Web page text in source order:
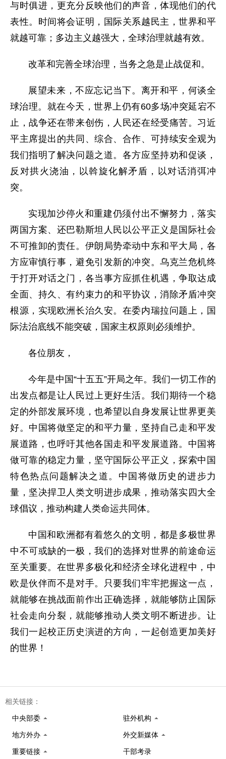
与时俱进，更充分反映他们的声音，体现他们的代
表性。时间将会证明，国际关系越民主，世界和平
就越可靠；多边主义越强大，全球治理就越有效。
改革和完善全球治理，当务之急是止战促和。
展望未来，不应忘记当下。离开和平，何谈全
球治理。就在今天，世界上仍有60多场冲突延宕不
止，战争还在带来创伤，人民还在经受痛苦。习近
平主席提出的共同、综合、合作、可持续安全观为
我们指明了解决问题之道。各方应坚持劝和促谈，
反对拱火浇油，以斡旋化解矛盾，以对话消弭冲
突。
实现加沙停火和重建仍须付出不懈努力，落实
两国方案、还巴勒斯坦人民以公平正义是国际社会
不可推卸的责任。伊朗局势牵动中东和平大局，各
方应审慎行事，避免引发新的冲突。乌克兰危机终
于打开对话之门，各当事方应抓住机遇，争取达成
全面、持久、有约束力的和平协议，消除矛盾冲突
根源，实现欧洲长治久安。在委内瑞拉问题上，国
际法治底线不能突破，国家主权原则必须维护。
各位朋友，
今年是中国“十五五”开局之年。我们一切工作的
出发点都是让人民过上更好生活。我们期待一个稳
定的外部发展环境，也希望以自身发展让世界更美
好。中国将做坚定的和平力量，坚持自己走和平发
展道路，也呼吁其他各国走和平发展道路。中国将
做可靠的稳定力量，坚守国际公平正义，探索中国
特色热点问题解决之道。中国将做历史的进步力
量，坚决捍卫人类文明进步成果，推动落实四大全
球倡议，推动构建人类命运共同体。
中国和欧洲都有着悠久的文明，都是多极世界
中不可或缺的一极，我们的选择对世界的前途命运
至关重要。在世界多极化和经济全球化进程中，中
欧是伙伴而不是对手。只要我们牢牢把握这一点，
就能够在挑战面前作出正确选择，就能够防止国际
社会走向分裂，就能够推动人类文明不断进步。让
我们一起校正历史演进的方向，一起创造更加美好
的世界！
相关链接：
中央部委 驻外机构
地方外办 外交新媒体
重要链接 干部考录